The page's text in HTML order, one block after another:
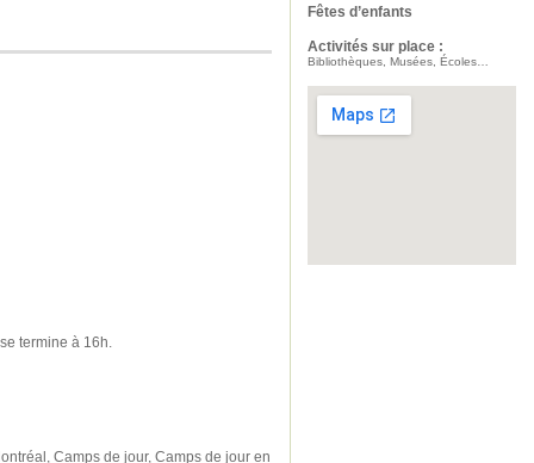
termine à 16h.
, Camps de jour, Camps de jour en
Fêtes d’enfants
Activités sur place :
Bibliothèques, Musées, Écoles…